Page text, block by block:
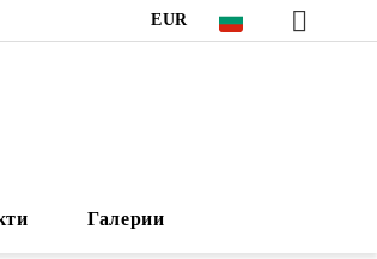
EUR
Галерии